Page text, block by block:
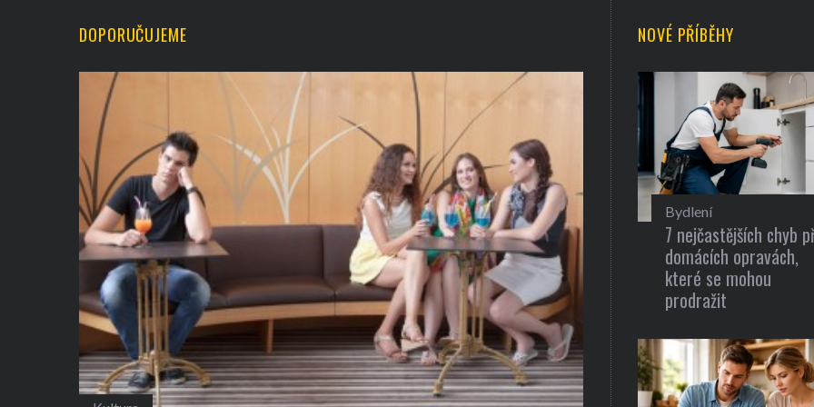
DOPORUČUJEME NOVÉ PŘÍBĚHY
Bydlení
7 nejčastějších chyb
domácích opravách,
které se mohou
prodražit